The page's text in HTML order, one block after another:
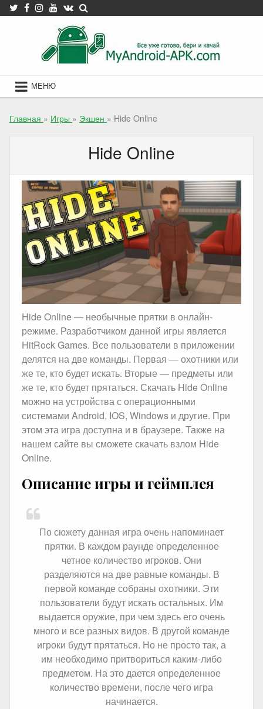
Skip
to
МЕНЮ
Главная » Игры » Экшен » Hide Online
Hide Online
Hide Online — необычные прятки в онлайн-
режиме. Разработчиком данной игры является
HitRock Games. Все пользователи в приложении
делятся на две команды. Первая — охотники или
же те, кто будет искать. Вторые — предметы или
же те, кто будет прятаться. Скачать Hide Online
можно на устройства с операционными
системами Android, IOS, Windows и другие. При
этом эта игра доступна и в браузере. Также на
нашем сайте вы сможете скачать взлом Hide
Online.
Описание игры и геймплея
По сюжету данная игра очень напоминает
прятки. В каждом раунде определенное
четное количество игроков. Они
разделяются на две равные команды. В
первой команде собраны охотники. Эти
пользователи будут искать остальных. Им
выдается оружие, при чем здесь его очень
много и все разных видов. В другой команде
игроки будут прятаться. Но не просто так, а
им необходимо притвориться каким-либо
предметом. На это дается определенное
количество времени, после чего игра
начинается.